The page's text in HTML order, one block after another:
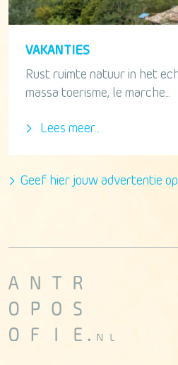
VAKANTIES
Rust ruimte natuur in het
massa toerisme, le marche...
Lees meer...
Geef hier jouw advertentie op